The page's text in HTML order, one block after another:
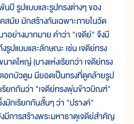
รูปแบบและรูปทรงต่างๆ ของ
สมัย มักสร้างกันเฉพาะภายในวัด
อย่างมากมาย คำว่า "เจดีย์" จึงมี
รูปแบบและลักษณะ เช่น เจดีย์ทรง
นาดใหญ่ (บางแห่งเรียกว่า เจดีย์ทรง
อกบัวตูม มียอดเป็นทรงที่ดูคล้ายรูป
รียกกันว่า "เจดีย์ทรงพุ่มข้าวบิณฑ์"
งมักเรียกกันสั้นๆ ว่า "ปรางค์"
มีการสร้างพระมหาธาตุเจดีย์สำคัญ